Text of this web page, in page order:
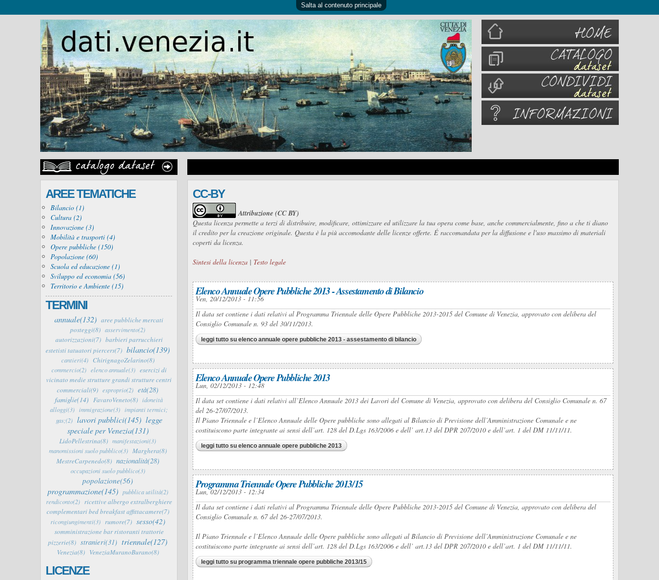
Salta al contenuto principale
AREE TEMATICHE
Bilancio (1)
Cultura (2)
Innovazione (3)
Mobilità e trasporti (4)
Opere pubbliche (150)
Popolazione (60)
Scuola ed educazione (1)
Sviluppo ed economia (56)
Territorio e Ambiente (15)
TERMINI
annuale(132) aree pubbliche mercati
posteggi(8) asservimento(2)
autorizzazioni(7) barbieri parrucchieri
estetisti tatuatori piercers(7) bilancio(139)
cantieri(4) ChirignagoZelarino(8)
commercio(2) elenco annuale(3) esercizi di
vicinato medie strutture grandi strutture centri
commerciali(9) esproprio(2) età(28)
famiglie(14) FavaroVeneto(8) idoneità
alloggi(3) immigrazione(3) impianti termici;
gas;(2) lavori pubblici(145) legge
speciale per Venezia(131)
LidoPellestrina(8) manifestazioni(3)
manomissioni suolo pubblico(3) Marghera(8)
MestreCarpenedo(8) nazionalità(28)
occupazioni suolo pubblico(3)
popolazione(56)
programmazione(145) pubblica utilità(2)
rendiconto(2) ricettive albergo extralberghiere
complementari bed breakfast affittacamere(7)
ricongiungimenti(3) rumore(7) sesso(42)
somministrazione bar ristoranti trattorie
pizzerie(8) stranieri(31) triennale(127)
Venezia(8) VeneziaMuranoBurano(8)
LICENZE
CC-BY
Attribuzione (CC BY)
Questa licenza permette a terzi di distribuire, modificare, ottimizzare ed utilizzare la tua opera come base, anche commercialmente, fino a che ti diano
il credito per la creazione originale. Questa è la più accomodante delle licenze offerte. É raccomandata per la diffusione e l'uso massimo di materiali
coperti da licenza.
Sintesi della licenza | Testo legale
Elenco Annuale Opere Pubbliche 2013 - Assestamento di Bilancio
Ven, 20/12/2013 - 11:56
Il data set contiene i dati relativi al Programma Triennale delle Opere Pubbliche 2013-2015 del Comune di Venezia, approvato con delibera del
Consiglio Comunale n. 93 del 30/11/2013.
leggi tutto su elenco annuale opere pubbliche 2013 - assestamento di bilancio
Elenco Annuale Opere Pubbliche 2013
Lun, 02/12/2013 - 12:48
Il data set contiene i dati relativi all’Elenco Annuale 2013 dei Lavori del Comune di Venezia, approvato con delibera del Consiglio Comunale n. 67
del 26-27/07/2013.
Il Piano Triennale e l’Elenco Annuale delle Opere pubbliche sono allegati al Bilancio di Previsione dell’Amministrazione Comunale e ne
costituiscono parte integrante ai sensi dell’art. 128 del D.Lgs 163/2006 e dell’ art.13 del DPR 207/2010 e dell’art. 1 del DM 11/11/11.
leggi tutto su elenco annuale opere pubbliche 2013
Programma Triennale Opere Pubbliche 2013/15
Lun, 02/12/2013 - 12:34
Il data set contiene i dati relativi al Programma Triennale delle Opere Pubbliche 2013-2015 del Comune di Venezia, approvato con delibera del
Consiglio Comunale n. 67 del 26-27/07/2013.
Il Piano Triennale e l’Elenco Annuale delle Opere pubbliche sono allegati al Bilancio di Previsione dell’Amministrazione Comunale e ne
costituiscono parte integrante ai sensi dell’art. 128 del D.Lgs 163/2006 e dell’ art.13 del DPR 207/2010 e dell’art. 1 del DM 11/11/11.
leggi tutto su programma triennale opere pubbliche 2013/15